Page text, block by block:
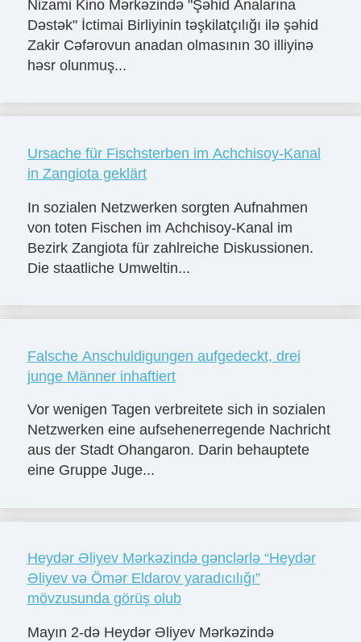
Nizami Kino Mərkəzində "Şəhid Analarına
Dəstək" İctimai Birliyinin təşkilatçılığı ilə şəhid
Zakir Cəfərovun anadan olmasının 30 illiyinə
həsr olunmuş...
Ursache für Fischsterben im Achchisoy-Kanal
in Zangiota geklärt
In sozialen Netzwerken sorgten Aufnahmen
von toten Fischen im Achchisoy-Kanal im
Bezirk Zangiota für zahlreiche Diskussionen.
Die staatliche Umweltin...
Falsche Anschuldigungen aufgedeckt, drei
junge Männer inhaftiert
Vor wenigen Tagen verbreitete sich in sozialen
Netzwerken eine aufsehenerregende Nachricht
aus der Stadt Ohangaron. Darin behauptete
eine Gruppe Juge...
Heydər Əliyev Mərkəzində gənclərlə “Heydər
Əliyev və Ömər Eldarov yaradıcılığı”
mövzusunda görüş olub
Mayın 2-də Heydər Əliyev Mərkəzində